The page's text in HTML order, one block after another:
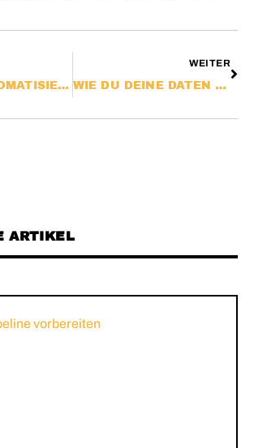
WARUM AUTOMATISIERUNG IM OFFICE WICHTIG IST
WEITER
WIE DU DEINE DATEN AUF FACEBOOK UND INSTAGRAM SCHÜTZT: EINE SCHRITT-FÜR-SCHRITT-ANLEITUNG
ARTIKEL